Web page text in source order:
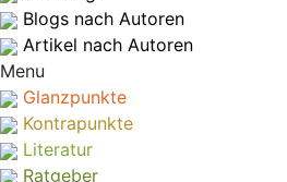
Blogs nach Autoren
Artikel nach Autoren
Menu
Glanzpunkte
Kontrapunkte
Literatur
Ratgeber